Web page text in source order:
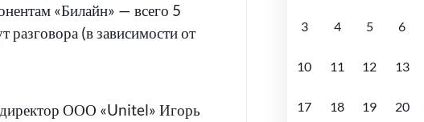
«Билайн» — всего 5
разговора (в зависимости от
ООО «Unitel» Игорь
3 4 5 6
10 11 12 13
17 18 19 20